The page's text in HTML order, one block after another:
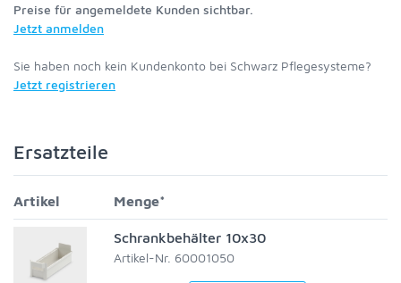
Preise für angemeldete Kunden sichtbar.
Jetzt anmelden
Sie haben noch kein Kundenkonto bei Schwarz Pflegesysteme?
Jetzt registrieren
Ersatzteile
Artikel Menge*
Schrankbehälter 10x30
Artikel-Nr. 60001050